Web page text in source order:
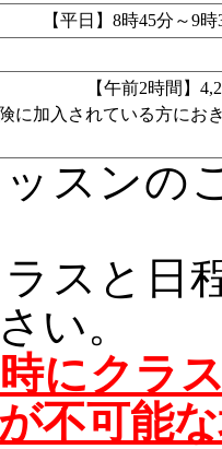
【平日】8時45分～9
【午前2時間】
に加入されている方にお
スンの
スと日
い。
にクラ
不可能